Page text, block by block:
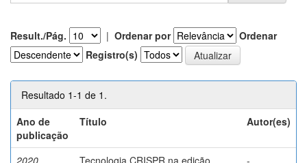
Result./Pág. | Ordenar por
Ordenar
Registro(s)
Resultado 1-1 de 1.
Ano de
publicação
Título Autor(es)
2020
Tecnologia CRISPR na edição
-